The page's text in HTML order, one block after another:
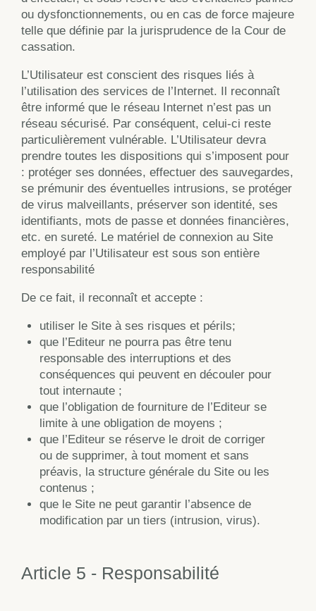
ou dysfonctionnements, ou en cas de force majeure
telle que définie par la jurisprudence de la Cour de
cassation.
L’Utilisateur est conscient des risques liés à
l’utilisation des services de l’Internet. Il reconnaît
être informé que le réseau Internet n’est pas un
réseau sécurisé. Par conséquent, celui-ci reste
particulièrement vulnérable. L’Utilisateur devra
prendre toutes les dispositions qui s’imposent pour
: protéger ses données, effectuer des sauvegardes,
se prémunir des éventuelles intrusions, se protéger
de virus malveillants, préserver son identité, ses
identifiants, mots de passe et données financières,
etc. en sureté. Le matériel de connexion au Site
employé par l’Utilisateur est sous son entière
responsabilité
De ce fait, il reconnaît et accepte :
utiliser le Site à ses risques et périls;
que l’Editeur ne pourra pas être tenu
responsable des interruptions et des
conséquences qui peuvent en découler pour
tout internaute ;
que l’obligation de fourniture de l’Editeur se
limite à une obligation de moyens ;
que l’Editeur se réserve le droit de corriger
ou de supprimer, à tout moment et sans
préavis, la structure générale du Site ou les
contenus ;
que le Site ne peut garantir l’absence de
modification par un tiers (intrusion, virus).
Article 5 - Responsabilité